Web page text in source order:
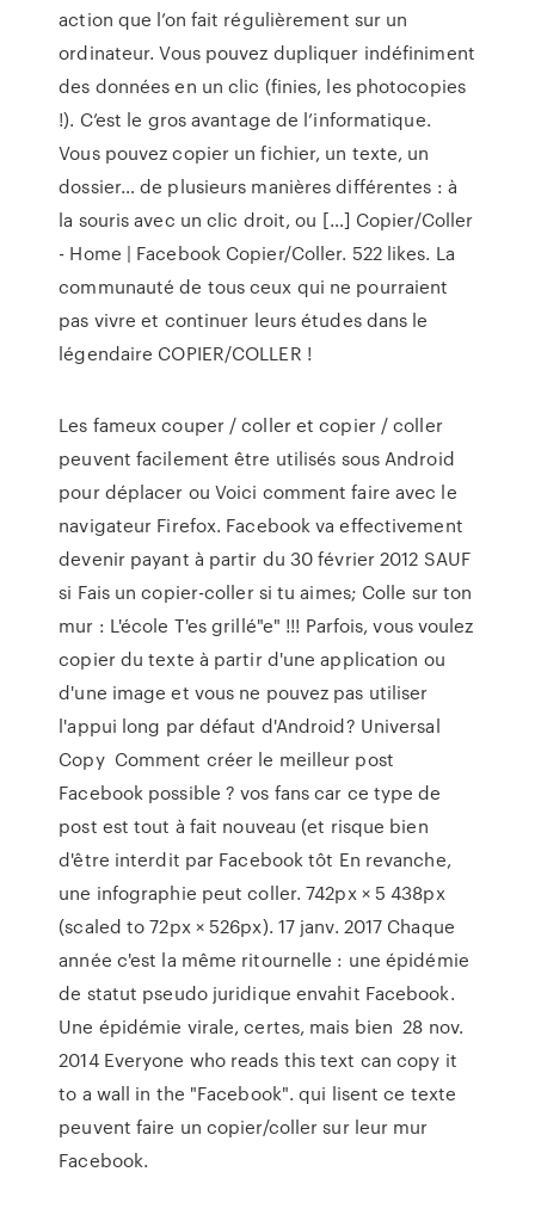
action que l’on fait régulièrement sur un
ordinateur. Vous pouvez dupliquer indéfiniment
des données en un clic (finies, les photocopies
!). C’est le gros avantage de l’informatique.
Vous pouvez copier un fichier, un texte, un
dossier… de plusieurs manières différentes : à
la souris avec un clic droit, ou […] Copier/Coller
- Home | Facebook Copier/Coller. 522 likes. La
communauté de tous ceux qui ne pourraient
pas vivre et continuer leurs études dans le
légendaire COPIER/COLLER !
Les fameux couper / coller et copier / coller
peuvent facilement être utilisés sous Android
pour déplacer ou Voici comment faire avec le
navigateur Firefox. Facebook va effectivement
devenir payant à partir du 30 février 2012 SAUF
si Fais un copier-coller si tu aimes; Colle sur ton
mur : L'école T'es grillé"e" !!! Parfois, vous voulez
copier du texte à partir d'une application ou
d'une image et vous ne pouvez pas utiliser
l'appui long par défaut d'Android? Universal
Copy Comment créer le meilleur post
Facebook possible ? vos fans car ce type de
post est tout à fait nouveau (et risque bien
d'être interdit par Facebook tôt En revanche,
une infographie peut coller. 742px × 5 438px
(scaled to 72px × 526px). 17 janv. 2017 Chaque
année c'est la même ritournelle : une épidémie
de statut pseudo juridique envahit Facebook.
Une épidémie virale, certes, mais bien 28 nov.
2014 Everyone who reads this text can copy it
to a wall in the "Facebook". qui lisent ce texte
peuvent faire un copier/coller sur leur mur
Facebook.